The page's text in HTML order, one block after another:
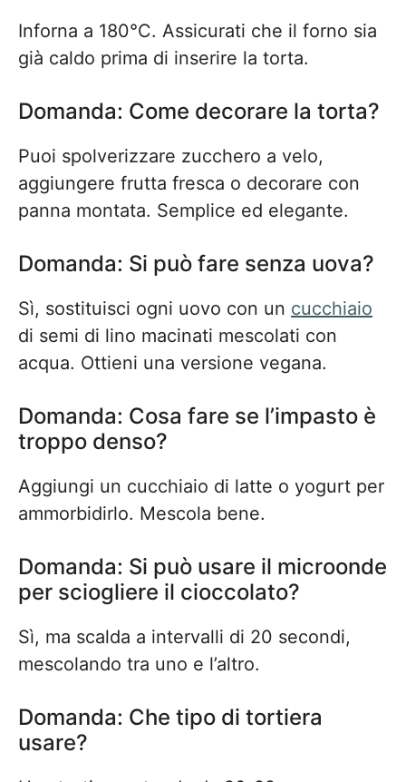
Inforna a 180°C. Assicurati che il forno sia
già caldo prima di inserire la torta.
Domanda: Come decorare la torta?
Puoi spolverizzare zucchero a velo,
aggiungere frutta fresca o decorare con
panna montata. Semplice ed elegante.
Domanda: Si può fare senza uova?
Sì, sostituisci ogni uovo con un cucchiaio
di semi di lino macinati mescolati con
acqua. Ottieni una versione vegana.
Domanda: Cosa fare se l’impasto è
troppo denso?
Aggiungi un cucchiaio di latte o yogurt per
ammorbidirlo. Mescola bene.
Domanda: Si può usare il microonde
per sciogliere il cioccolato?
Sì, ma scalda a intervalli di 20 secondi,
mescolando tra uno e l’altro.
Domanda: Che tipo di tortiera
usare?